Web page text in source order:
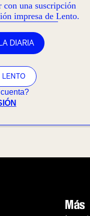
con una suscripción
impresa de Lento.
DIARIA
Más